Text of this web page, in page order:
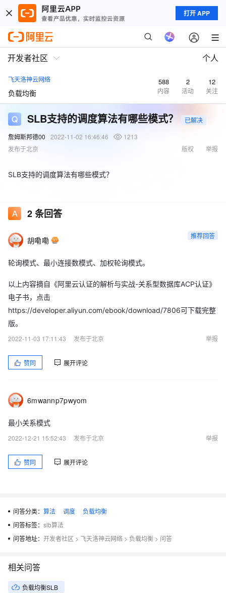
打开 APP
开发者社区 个人
飞天洛神云网络
负载均衡
588
内容
2
活动
12
关注
SLB支持的调度算法有哪些模式？
已解决
詹姆斯邦德00
2022-11-02 16:46:46
1213
发布于北京
举报
版权
SLB支持的调度算法有哪些模式？
2条回答
胡嘞嘞 推荐回答
轮询模式、最小连接数模式、加权轮询模式。
以上内容摘自《阿里云认证的解析与实战-关系型数据库ACP认证》
电子书，点击
https://developer.aliyun.com/ebook/download/7806可下载完整
版。
2022-11-03 17:11:43
发布于北京 举报
赞同 展开评论
6mwannp7pwyom
最小关系模式
2022-12-21 15:52:43
发布于北京 举报
赞同 展开评论
问答分类： 算法 调度
负载均衡
问答标签： slb算法
问答地址： 开发者社区 > 飞天洛神云网络 > 负载均衡 > 问答
相关问答
负载均衡SLB